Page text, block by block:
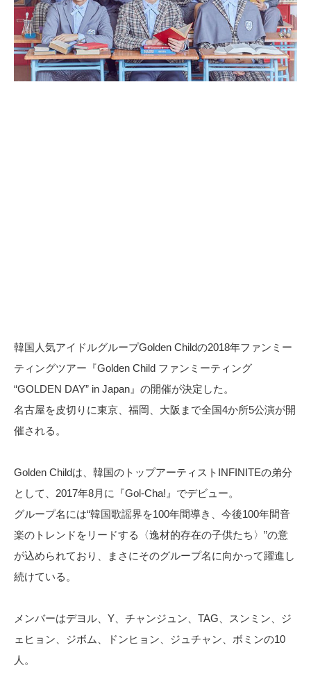
韓国人気アイドルグループGolden Childの2018年ファンミー
ティングツアー『Golden Child ファンミーティング
“GOLDEN DAY” in Japan』の開催が決定した。
名古屋を皮切りに東京、福岡、大阪まで全国4か所5公演が開
催される。
Golden Childは、韓国のトップアーティストINFINITEの弟分
として、2017年8月に『Gol-Cha!』でデビュー。
グループ名には“韓国歌謡界を100年間導き、今後100年間音
楽のトレンドをリードする〈逸材的存在の子供たち〉”の意
が込められており、まさにそのグループ名に向かって躍進し
続けている。
メンバーはデヨル、Y、チャンジュン、TAG、スンミン、ジ
ェヒョン、ジボム、ドンヒョン、ジュチャン、ボミンの10
人。